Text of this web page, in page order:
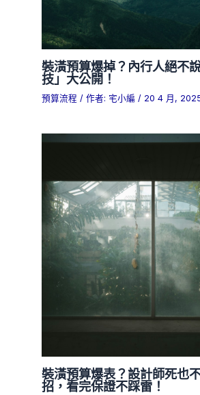
裝潢預算爆掉？內行人絕不
技」大公開！
預算流程 / 作者: 宅小編/ 20 4 月,
裝潢預算爆表？設計師死也
招，看完保證不踩雷！